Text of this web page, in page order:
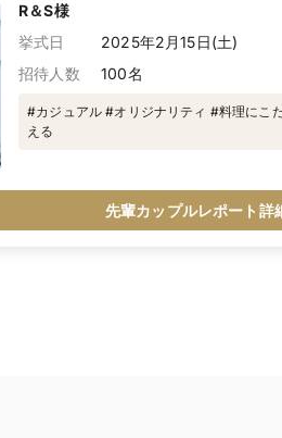
R＆S様
挙式日
2025年2月15日(土)
招待人数
100名
#カジュアル #オリジナリティ #料理にこ
える
先輩カップルレポート詳